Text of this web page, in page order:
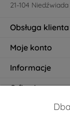
21-104 Niedźwiada
Obsługa klienta
Moje konto
Informacje
O firmie